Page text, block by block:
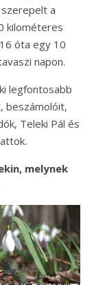
a
kilométeres
óta egy 10
napon.
legfontosabb
beszámolóit,
Teleki Pál és
melynek